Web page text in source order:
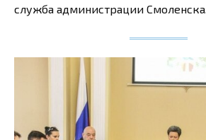
служба администрации Смоленска.